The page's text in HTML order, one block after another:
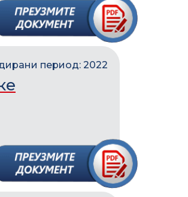
период: 2022